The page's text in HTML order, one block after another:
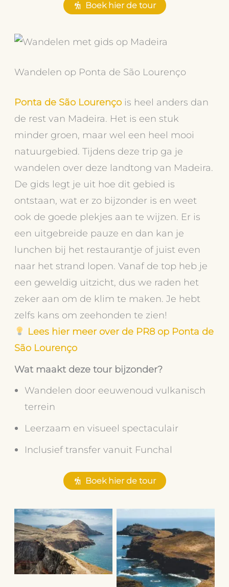
Boek hier de tour
Wandelen op Ponta de São Lourenço
Ponta de São Lourenço is heel anders dan
de rest van Madeira. Het is een stuk
minder groen, maar wel een heel mooi
natuurgebied. Tijdens deze trip ga je
wandelen over deze landtong van Madeira.
De gids legt je uit hoe dit gebied is
ontstaan, wat er zo bijzonder is en weet
ook de goede plekjes aan te wijzen. Er is
een uitgebreide pauze en dan kan je
lunchen bij het restaurantje of juist even
naar het strand lopen. Vanaf de top heb je
een geweldig uitzicht, dus we raden het
zeker aan om de klim te maken. Je hebt
zelfs kans om zeehonden te zien!
Lees hier meer over de PR8 op Ponta de
São Lourenço
Wat maakt deze tour bijzonder?
Wandelen door eeuwenoud vulkanisch
terrein
Leerzaam en visueel spectaculair
Inclusief transfer vanuit Funchal
Boek hier de tour